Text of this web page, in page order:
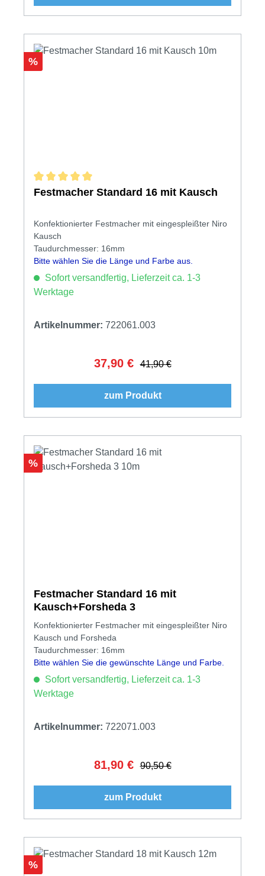
Rabatt
%
Durchschnittliche Bewertung von 5 von 5 Sternen
Festmacher Standard 16 mit Kausch
Konfektionierter Festmacher mit eingespleißter Niro
Kausch
Taudurchmesser: 16mm
Bitte wählen Sie die Länge und Farbe aus.
Sofort versandfertig, Lieferzeit ca. 1-3
Werktage
Artikelnummer: 722061.003
Verkaufspreis:
37,90 € Regulärer Preis:
41,90 €
zum Produkt
Rabatt
%
Festmacher Standard 16 mit
Kausch+Forsheda 3
Konfektionierter Festmacher mit eingespleißter Niro
Kausch und Forsheda
Taudurchmesser: 16mm
Bitte wählen Sie die gewünschte Länge und Farbe.
Sofort versandfertig, Lieferzeit ca. 1-3
Werktage
Artikelnummer: 722071.003
Verkaufspreis:
81,90 € Regulärer Preis:
90,50 €
zum Produkt
Rabatt
%